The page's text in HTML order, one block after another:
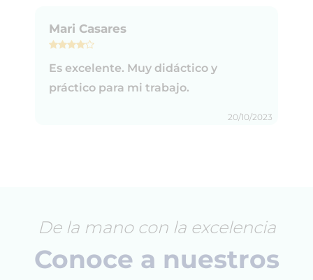
Mari Casares
Es excelente. Muy didáctico y
práctico para mi trabajo.
20/10/2023
De la mano con la excelencia
Conoce a nuestros